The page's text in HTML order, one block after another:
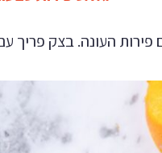
פירות העונה. בצק פריך